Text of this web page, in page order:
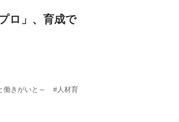
ロ」、育成で
働きがいと～
#人材育